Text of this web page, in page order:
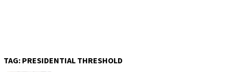
TAG: PRESIDENTIAL THRESHOLD